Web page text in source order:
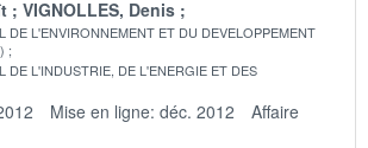
VIGNOLLES, Denis
DE L'ENVIRONNEMENT ET DU DEVELOPPEMENT
DE L'INDUSTRIE, DE L'ENERGIE ET DES
Mise en ligne: déc. 2012
Affaire